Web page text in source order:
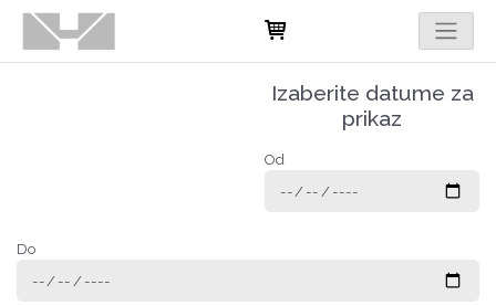
Izaberite datume za
prikaz
Od
Do